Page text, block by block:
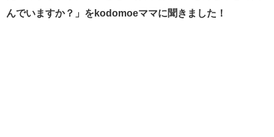
んでいますか？」をkodomoeママに聞きました！